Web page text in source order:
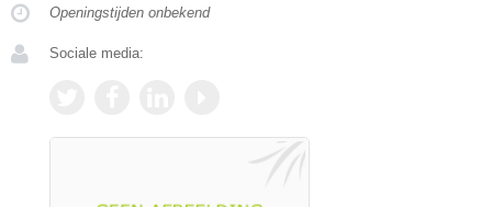
Openingstijden onbekend
Sociale media: